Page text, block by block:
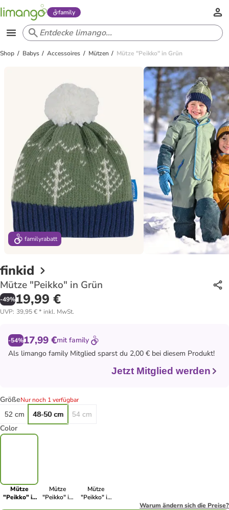
family
Shop Babys Accessoires Mützen Mütze "Peikko" in Grün
familyrabatt
finkid
Mütze "Peikko" in Grün
-49%19,99 €
UVP: 39,95 €* inkl. MwSt.
-54%17,99 €mit family
Als limango family Mitglied sparst du 2,00 € bei diesem Produkt!
Jetzt Mitglied werden
GrößeNur noch 1 verfügbar
52 cm
48-50 cm 54 cm
Color
Mütze
"Peikko" in
Mütze
"Peikko" in
Mütze
"Peikko" in
Warum ändern sich die Preise?